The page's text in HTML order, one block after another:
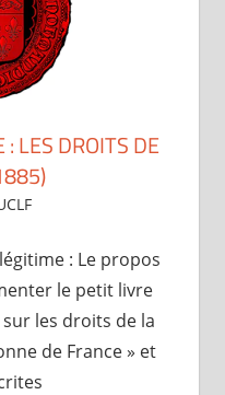
LES DROITS DE
: Le propos
le petit livre
les droits de la
de France » et